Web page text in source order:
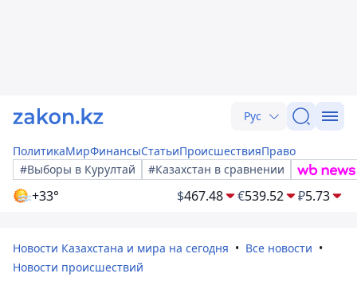
Рус
ПолитикаМирФинансыСтатьиПроисшествияПраво
#Выборы в Курултай
#Казахстан в сравнении
+33° $467.48 €539.52 ₽5.73
Новости Казахстана и мира на сегодня
Все новости
Новости происшествий